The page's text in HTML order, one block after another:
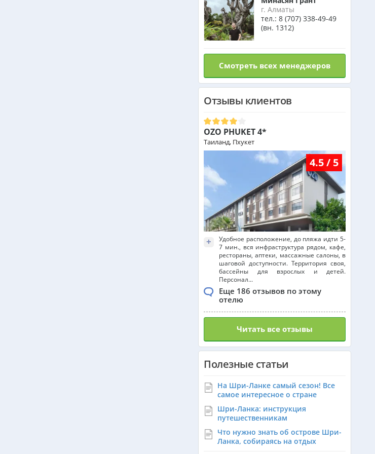
г. Алматы
тел.: 8 (707) 338-49-49
(вн. 1312)
Смотреть всех менеджеров
Отзывы клиентов
OZO PHUKET 4*
Таиланд, Пхукет
4.5 / 5
+
Удобное расположение, до пляжа идти 5-
7 мин., вся инфраструктура рядом, кафе,
рестораны, аптеки, массажные салоны, в
шаговой доступности. Территория своя,
бассейны для взрослых и детей.
Персонал...
Еще 186 отзывов по этому
отелю
Читать все отзывы
Полезные статьи
На Шри-Ланке самый сезон! Все
самое интересное о стране
Шри-Ланка: инструкция
путешественникам
Что нужно знать об острове Шри-
Ланка, собираясь на отдых